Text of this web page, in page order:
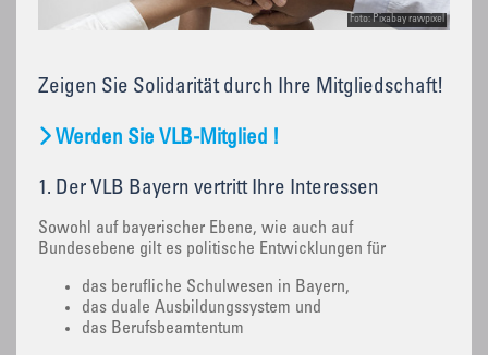
Foto: Pixabay rawpixel
Zeigen Sie Solidarität durch Ihre Mitgliedschaft!
Werden Sie VLB-Mitglied !
1. Der VLB Bayern vertritt Ihre Interessen
Sowohl auf bayerischer Ebene, wie auch auf
Bundesebene gilt es politische Entwicklungen für
das berufliche Schulwesen in Bayern,
das duale Ausbildungssystem und
das Berufsbeamtentum